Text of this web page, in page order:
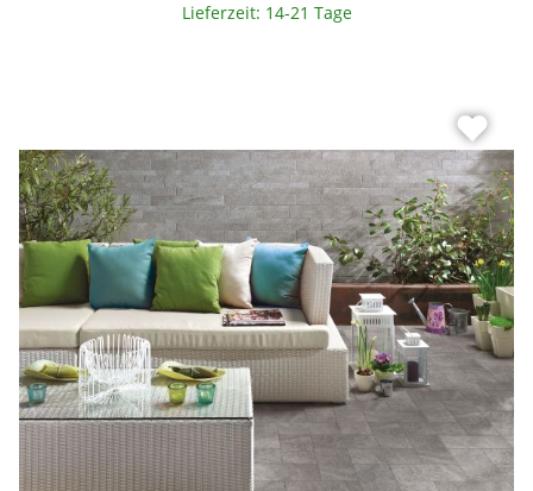
Lieferzeit: 14-21 Tage